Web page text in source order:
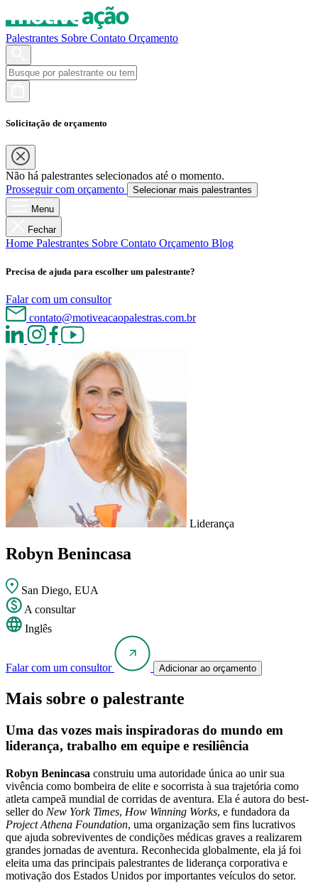
Palestrantes Sobre Contato Orçamento
Solicitação de orçamento
Não há palestrantes selecionados até o momento.
Prosseguir com orçamento
Selecionar mais palestrantes
Menu
Fechar
Home Palestrantes Sobre Contato Orçamento Blog
Precisa de ajuda para escolher um palestrante?
Falar com um consultor
contato@motiveacaopalestras.com.br
Liderança
Robyn Benincasa
San Diego, EUA
A consultar
Inglês
Falar com um consultor Adicionar ao orçamento
Mais sobre o palestrante
Uma das vozes mais inspiradoras do mundo em
liderança, trabalho em equipe e resiliência
Robyn Benincasa construiu uma autoridade única ao unir sua
vivência como bombeira de elite e socorrista à sua trajetória como
atleta campeã mundial de corridas de aventura. Ela é autora do best-
seller do New York Times, How Winning Works, e fundadora da
Project Athena Foundation, uma organização sem fins lucrativos
que ajuda sobreviventes de condições médicas graves a realizarem
grandes jornadas de aventura. Reconhecida globalmente, ela já foi
eleita uma das principais palestrantes de liderança corporativa e
motivação dos Estados Unidos por importantes veículos do setor.